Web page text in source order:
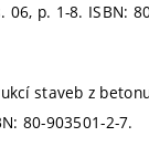
06, p. 1-8. ISBN:
staveb z
80-903501-2-7.